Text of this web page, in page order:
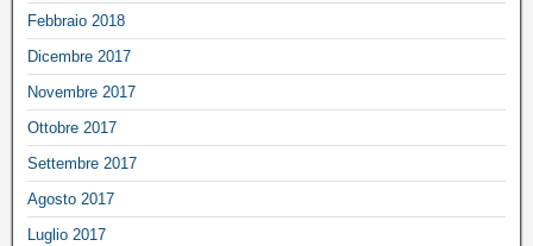
Febbraio 2018
Dicembre 2017
Novembre 2017
Ottobre 2017
Settembre 2017
Agosto 2017
Luglio 2017